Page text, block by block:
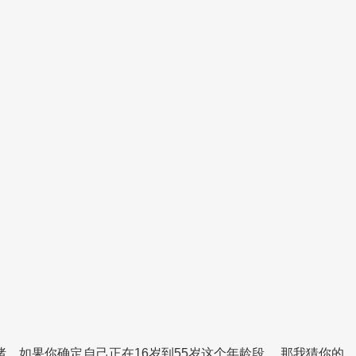
如果你确定自己正在16岁到55岁这个年龄段， 那我猜你的